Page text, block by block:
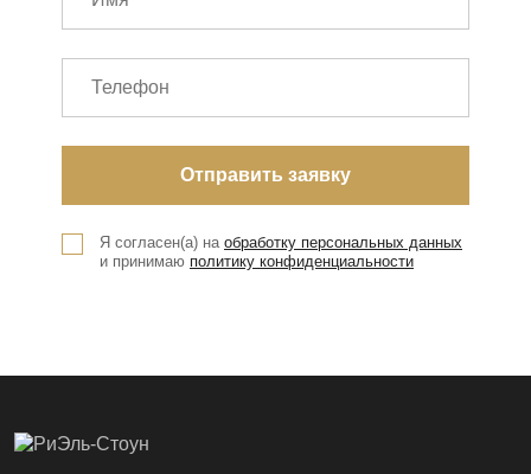
Я согласен(а) на обработку персональных данных
и принимаю политику конфиденциальности